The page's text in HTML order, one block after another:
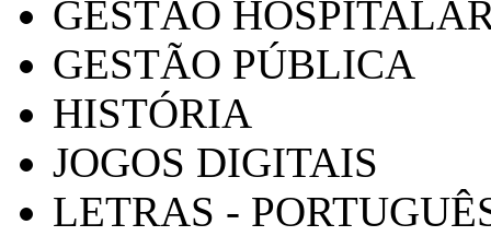
GESTÃO
GESTÃO PÚBLICA
HISTÓRIA
JOGOS DIGITAIS
LETRAS -